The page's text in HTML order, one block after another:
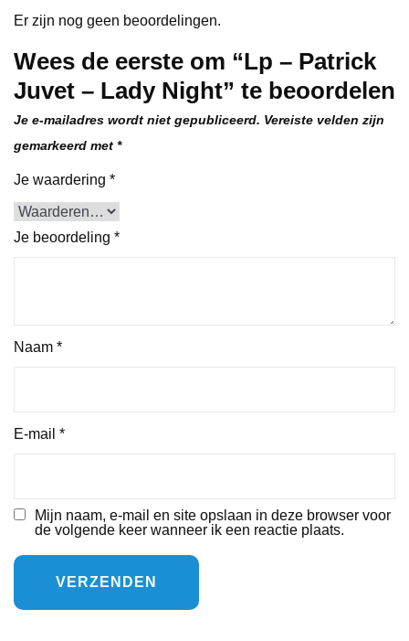
Er zijn nog geen beoordelingen.
Wees de eerste om “Lp – Patrick
Juvet – Lady Night” te beoordelen
Je e-mailadres wordt niet gepubliceerd. Vereiste velden zijn
gemarkeerd met *
Je waardering *
Je beoordeling *
Naam *
E-mail *
Mijn naam, e-mail en site opslaan in deze browser voor
de volgende keer wanneer ik een reactie plaats.